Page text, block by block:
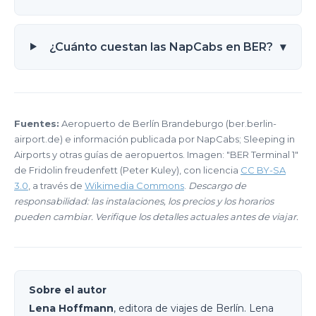
¿Cuánto cuestan las NapCabs en BER? ▾
Fuentes: Aeropuerto de Berlín Brandeburgo (ber.berlin-
airport.de) e información publicada por NapCabs; Sleeping in
Airports y otras guías de aeropuertos. Imagen: "BER Terminal 1"
de Fridolin freudenfett (Peter Kuley), con licencia CC BY-SA
3.0 , a través de Wikimedia Commons Descargo de
responsabilidad: las instalaciones, los precios y los horarios
pueden cambiar. Verifique los detalles actuales antes de viajar.
Sobre el autor
Lena Hoffmann, editora de viajes de Berlín. Lena